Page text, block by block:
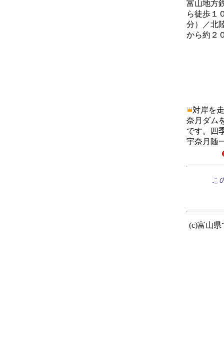
富山地方
ら徒歩１
分）／北
から約２
対岸を
奈月ダム
です。四
宇奈月随
こ
(c)富山